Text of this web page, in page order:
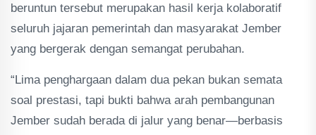
beruntun tersebut merupakan hasil kerja kolaboratif
seluruh jajaran pemerintah dan masyarakat Jember
yang bergerak dengan semangat perubahan.
“Lima penghargaan dalam dua pekan bukan semata
soal prestasi, tapi bukti bahwa arah pembangunan
Jember sudah berada di jalur yang benar—berbasis